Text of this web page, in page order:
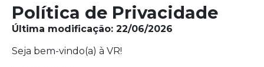
Política de Privacidade
Última modificação: 22/06/2026
Seja bem-vindo(a) à VR!